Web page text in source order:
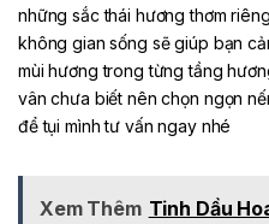
những sắc thái hương thơm
không gian sống sẽ giúp bạn
mùi hương trong từng tầng
vân chưa biết nên chọn ngọn
để tụi mình tư vấn ngay nhé
Xem Thêm Tinh Dầu